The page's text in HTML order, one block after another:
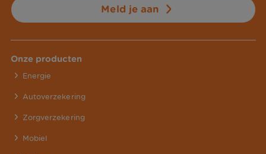
Meld je aan
Onze producten
Energie
Autoverzekering
Zorgverzekering
Mobiel